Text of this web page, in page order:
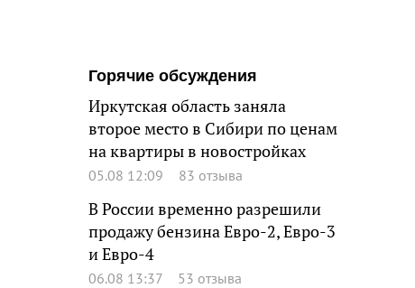
Горячие обсуждения
Иркутская область заняла
второе место в Сибири по ценам
на квартиры в новостройках
05.08 12:09 83 отзыва
В России временно разрешили
продажу бензина Евро-2, Евро-3
и Евро-4
06.08 13:37 53 отзыва